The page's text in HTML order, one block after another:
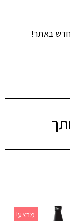
באתר!
מבצע!